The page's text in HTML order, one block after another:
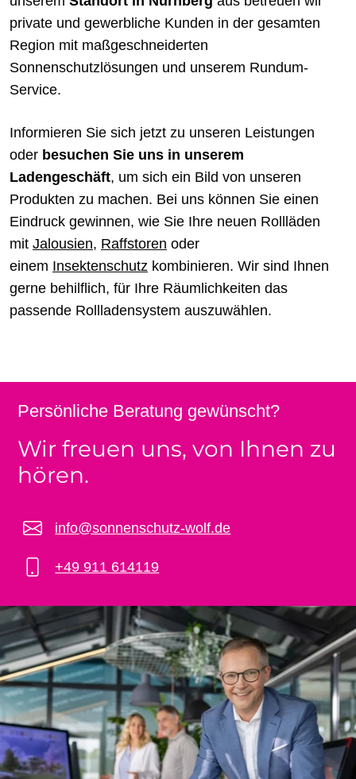
private und gewerbliche Kunden in der gesamten
Region mit maßgeschneiderten
Sonnenschutzlösungen und unserem Rundum-
Service.
Informieren Sie sich jetzt zu unseren Leistungen
oder besuchen Sie uns in unserem
Ladengeschäft, um sich ein Bild von unseren
Produkten zu machen. Bei uns können Sie einen
Eindruck gewinnen, wie Sie Ihre neuen Rollläden
mit Jalousien, Raffstoren oder
einem Insektenschutz kombinieren. Wir sind Ihnen
gerne behilflich, für Ihre Räumlichkeiten das
passende Rollladensystem auszuwählen.
Persönliche Beratung gewünscht?
Wir freuen uns, von Ihnen zu
hören.
info@sonnenschutz-wolf.de
+49 911 614119